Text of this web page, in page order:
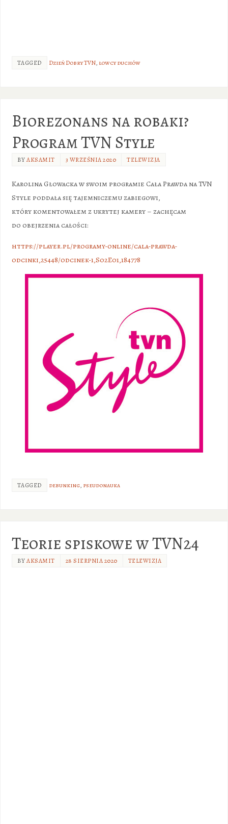
TAGGED Dzień Dobry TVN, łowcy duchów
Biorezonans na robaki?
Program TVN Style
BYAKSAMIT 3 WRZEŚNIA 2020 TELEWIZJA
Karolina Głowacka w swoim programie Cała Prawda na TVN
Style poddała się tajemniczemu zabiegowi,
który komentowałem z ukrytej kamery – zachęcam
do obejrzenia całości:
https://player.pl/programy-online/cala-prawda-
odcinki,25448/odcinek-1,S02E01,184778
TAGGED debunking, pseudonauka
Teorie spiskowe w TVN24
BYAKSAMIT 28 SIERPNIA 2020 TELEWIZJA